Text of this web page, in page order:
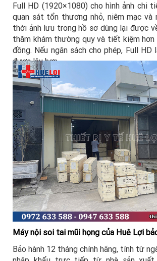
Full HD (1920×1080) cho hình ảnh chi
quan sát tổn thương nhỏ, niêm mạc và
thời ảnh lưu trong hồ sơ dùng lại được
thăm khám thường quy và tiết kiệm hơn
đồng. Nếu ngân sách cho phép, Full HD
được lâu hơn.
Máy nội soi tai mũi họng của Huê Lợi
Bảo hành 12 tháng chính hãng, tính từ